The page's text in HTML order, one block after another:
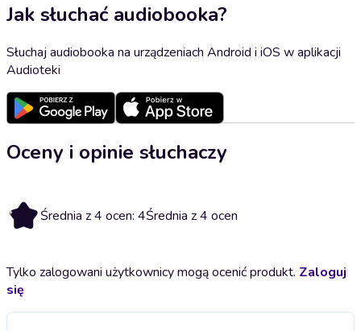
Jak słuchać audiobooka?
Słuchaj audiobooka na urządzeniach Android i iOS w aplikacji
Audioteki
Oceny i opinie słuchaczy
4 Średnia z 4 ocen: 4Średnia z 4 ocen
Tylko zalogowani użytkownicy mogą ocenić produkt. Zaloguj
się